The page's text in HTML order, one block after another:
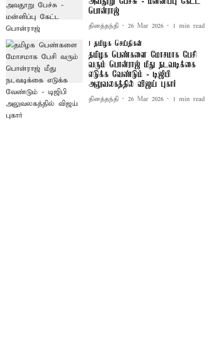
பொன்ராஜ்
தினத்தந்தி 26 Mar 2026 1 min read
தமிழக செய்திகள்
தமிழக பெண்களை மோசமாக பேசி
வரும் பொன்ராஜ் மீது நடவடிக்கை
எடுக்க வேண்டும் - டிஜிபி
அலுவலகத்தில் விஜய் புகார்
தினத்தந்தி 26 Mar 2026 1 min read